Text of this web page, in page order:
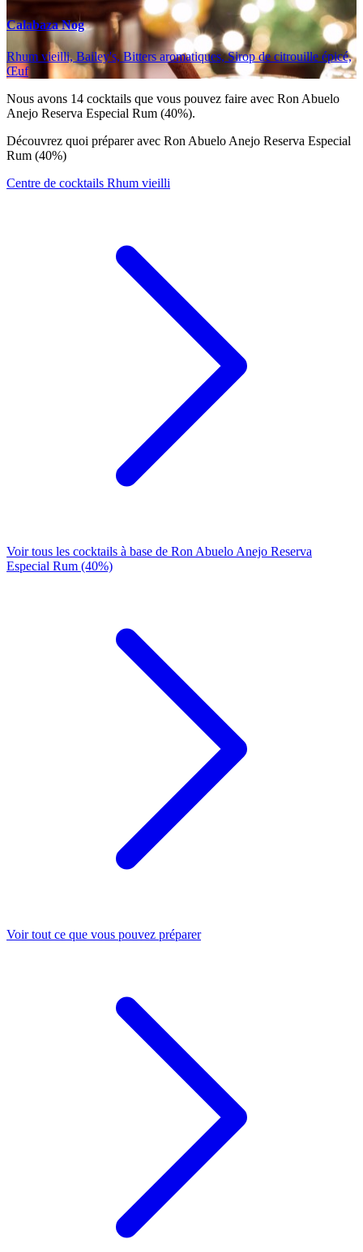
Calabaza Nog
Rhum vieilli, Bailey's, Bitters aromatiques, Sirop de citrouille épicé,
Œuf
Nous avons 14 cocktails que vous pouvez faire avec Ron Abuelo
Anejo Reserva Especial Rum (40%).
Découvrez quoi préparer avec Ron Abuelo Anejo Reserva Especial
Rum (40%)
Centre de cocktails Rhum vieilli
Voir tous les cocktails à base de Ron Abuelo Anejo Reserva
Especial Rum (40%)
Voir tout ce que vous pouvez préparer